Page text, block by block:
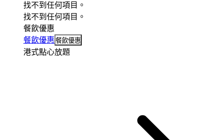
找不到任何項目。
找不到任何項目。
餐飲優惠
餐飲優惠 餐飲優惠
港式點心放題